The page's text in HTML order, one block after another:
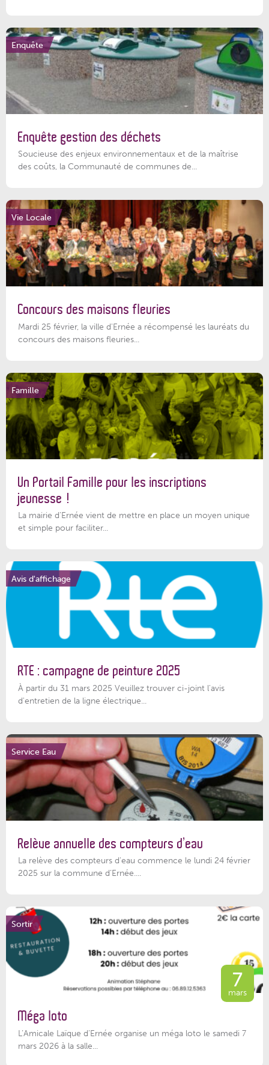
Enquête
Enquête gestion des déchets
Soucieuse des enjeux environnementaux et de la maîtrise
des coûts, la Communauté de communes de...
Vie Locale
Concours des maisons fleuries
Mardi 25 février, la ville d'Ernée a récompensé les lauréats du
concours des maisons fleuries...
Famille
Un Portail Famille pour les inscriptions
jeunesse !
La mairie d’Ernée vient de mettre en place un moyen unique
et simple pour faciliter...
Avis d'affichage
RTE : campagne de peinture 2025
À partir du 31 mars 2025 Veuillez trouver ci-joint l'avis
d'entretien de la ligne électrique...
Service Eau
Relève annuelle des compteurs d’eau
La relève des compteurs d'eau commence le lundi 24 février
2025 sur la commune d’Ernée....
Sortir
7
mars
Méga loto
L’Amicale Laïque d’Ernée organise un méga loto le samedi 7
mars 2026 à la salle...